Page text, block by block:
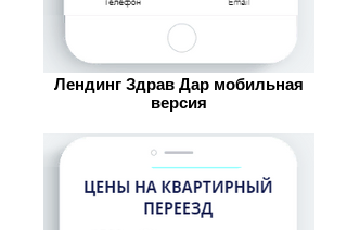
Лендинг Здрав Дар мобильная
версия